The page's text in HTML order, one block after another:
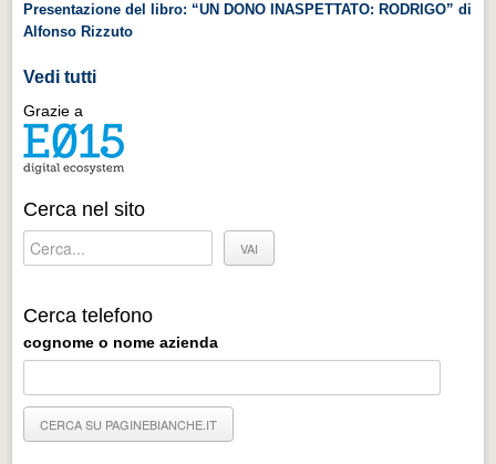
Presentazione del libro: “UN DONO INASPETTATO: RODRIGO” di
Alfonso Rizzuto
Vedi tutti
Grazie a
Cerca nel sito
Cerca telefono
cognome o nome azienda